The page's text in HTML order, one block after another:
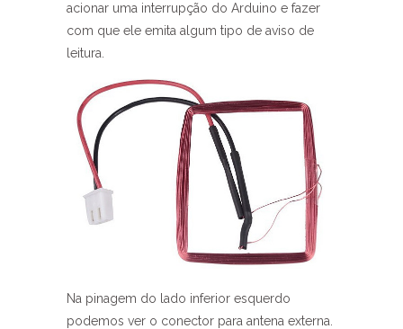
acionar uma interrupção do Arduino e fazer
com que ele emita algum tipo de aviso de
leitura.
Na pinagem do lado inferior esquerdo
podemos ver o conector para antena externa.